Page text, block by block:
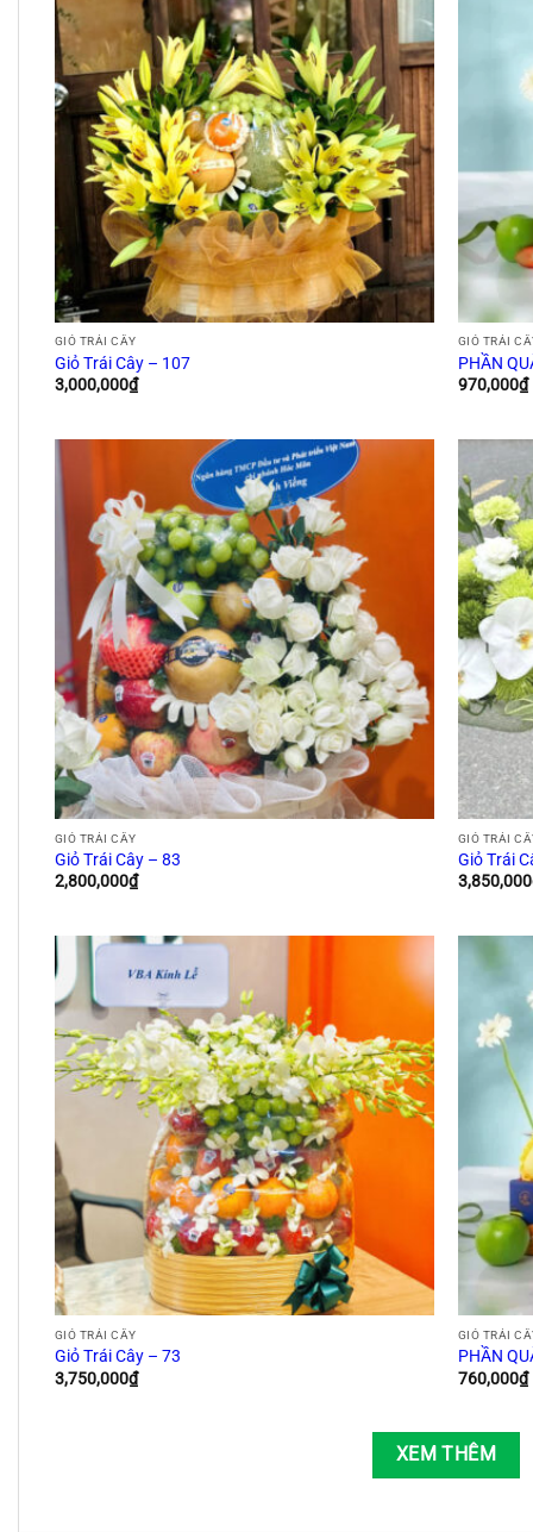
GIỎ TRÁI CÂY
Giỏ Trái Cây – 107
3,000,000₫
GIỎ TRÁI
PHẦN
970,000₫
GIỎ TRÁI CÂY
Giỏ Trái Cây – 83
2,800,000₫
GIỎ TRÁI
Giỏ Trái
3,850,000
GIỎ TRÁI CÂY
Giỏ Trái Cây – 73
3,750,000₫
GIỎ TRÁI
PHẦN
760,000₫
XEM THÊM